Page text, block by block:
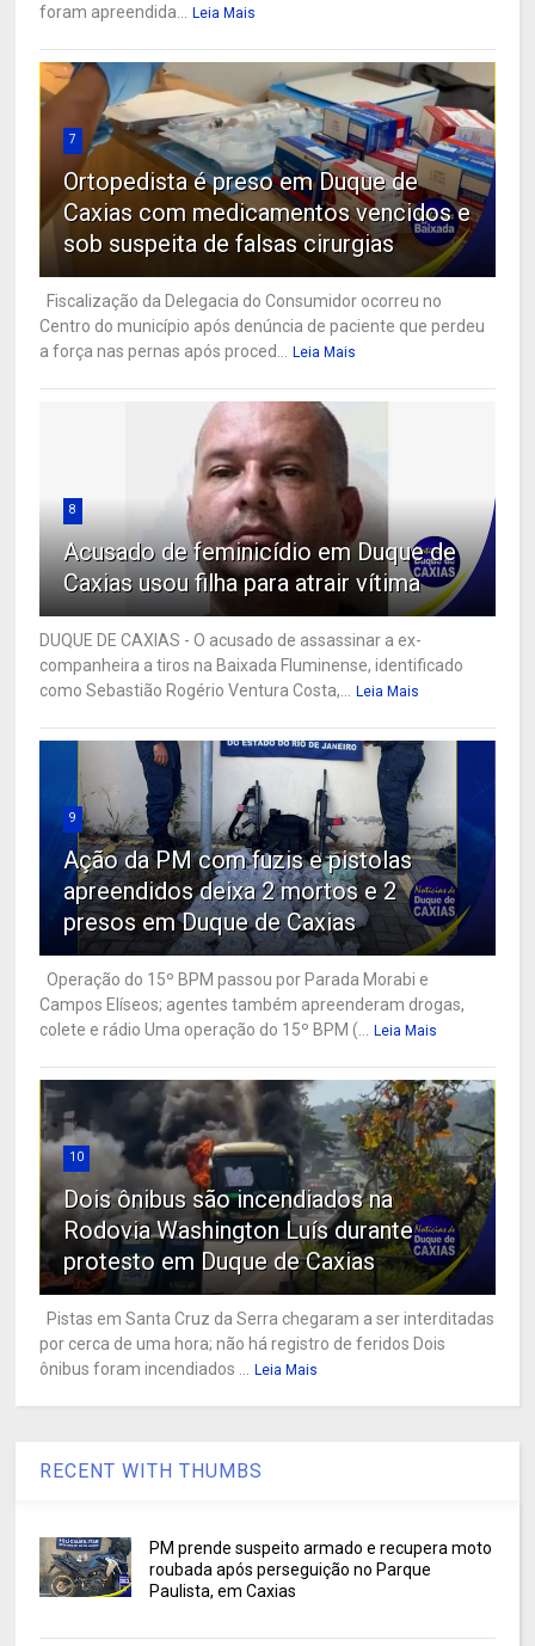
foram apreendida...
Leia Mais
7
Ortopedista é preso em Duque de
Caxias com medicamentos vencidos e
sob suspeita de falsas cirurgias
Fiscalização da Delegacia do Consumidor ocorreu no
Centro do município após denúncia de paciente que perdeu
a força nas pernas após proced...
Leia Mais
8
Acusado de feminicídio em Duque de
Caxias usou filha para atrair vítima
DUQUE DE CAXIAS - O acusado de assassinar a ex-
companheira a tiros na Baixada Fluminense, identificado
como Sebastião Rogério Ventura Costa,...
Leia Mais
9
Ação da PM com fuzis e pistolas
apreendidos deixa 2 mortos e 2
presos em Duque de Caxias
Operação do 15º BPM passou por Parada Morabi e
Campos Elíseos; agentes também apreenderam drogas,
colete e rádio Uma operação do 15º BPM (...
Leia Mais
10
Dois ônibus são incendiados na
Rodovia Washington Luís durante
protesto em Duque de Caxias
Pistas em Santa Cruz da Serra chegaram a ser interditadas
por cerca de uma hora; não há registro de feridos Dois
ônibus foram incendiados ...
Leia Mais
RECENT WITH THUMBS
PM prende suspeito armado e recupera moto
roubada após perseguição no Parque
Paulista, em Caxias